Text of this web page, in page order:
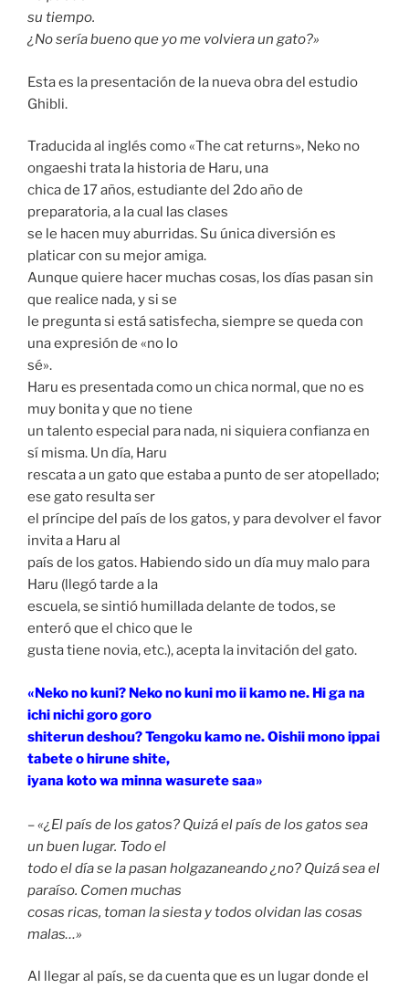
su tiempo.
¿No sería bueno que yo me volviera un gato?»
Esta es la presentación de la nueva obra del estudio
Ghibli.
Traducida al inglés como «The cat returns», Neko no
ongaeshi trata la historia de Haru, una
chica de 17 años, estudiante del 2do año de
preparatoria, a la cual las clases
se le hacen muy aburridas. Su única diversión es
platicar con su mejor amiga.
Aunque quiere hacer muchas cosas, los días pasan sin
que realice nada, y si se
le pregunta si está satisfecha, siempre se queda con
una expresión de «no lo
sé».
Haru es presentada como un chica normal, que no es
muy bonita y que no tiene
un talento especial para nada, ni siquiera confianza en
sí misma. Un día, Haru
rescata a un gato que estaba a punto de ser atopellado;
ese gato resulta ser
el príncipe del país de los gatos, y para devolver el favor
invita a Haru al
país de los gatos. Habiendo sido un día muy malo para
Haru (llegó tarde a la
escuela, se sintió humillada delante de todos, se
enteró que el chico que le
gusta tiene novia, etc.), acepta la invitación del gato.
«Neko no kuni? Neko no kuni mo ii kamo ne. Hi ga na
ichi nichi goro goro
shiterun deshou? Tengoku kamo ne. Oishii mono ippai
tabete o hirune shite,
iyana koto wa minna wasurete saa»
–«¿El país de los gatos? Quizá el país de los gatos sea
un buen lugar. Todo el
todo el día se la pasan holgazaneando ¿no? Quizá sea el
paraíso. Comen muchas
cosas ricas, toman la siesta y todos olvidan las cosas
malas…»
Al llegar al país, se da cuenta que es un lugar donde el